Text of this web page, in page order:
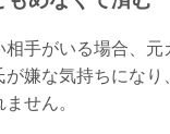
手がいる場合、元
嫌な気持ちになり
せん。